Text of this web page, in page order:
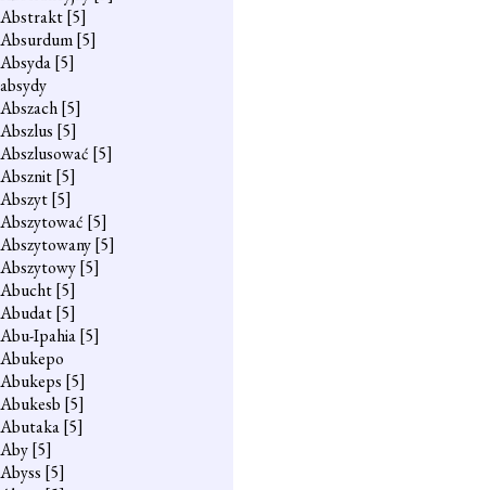
Abstrakt[5]
Absurdum[5]
Absyda[5]
absydy
Abszach[5]
Abszlus [5]
Abszlusować [5]
Absznit[5]
Abszyt[5]
Abszytować [5]
Abszytowany[5]
Abszytowy[5]
Abucht[5]
Abudat[5]
Abu-Ipahia[5]
Abukepo
Abukeps [5]
Abukesb [5]
Abutaka[5]
Aby[5]
Abyss [5]